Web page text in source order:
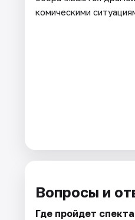
комическими
Вопросы и
Где пройдет